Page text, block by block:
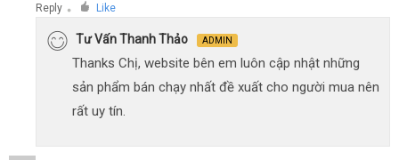
Reply ● Like
Tư Vấn Thanh Thảo ADMIN
Thanks Chị, website bên em luôn cập nhật những
sản phẩm bán chạy nhất đề xuất cho người mua nên
rất uy tín.